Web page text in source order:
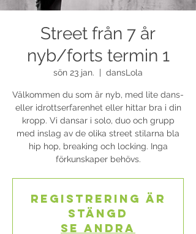
Street från 7 år
nyb/forts termin 1
sön 23 jan. dansLola
Välkommen du som är nyb, med lite dans-
eller idrottserfarenhet eller hittar bra i din
kropp. Vi dansar i solo, duo och grupp
med inslag av de olika street stilarna bla
hip hop, breaking och locking. Inga
förkunskaper behövs.
Registrering är
stängd
Se andra